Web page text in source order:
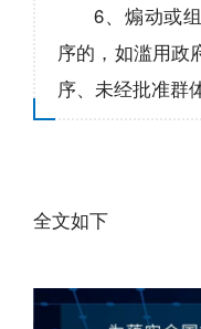
6、煽动或
序的，如滥用政
序、未经批准群
全文如下